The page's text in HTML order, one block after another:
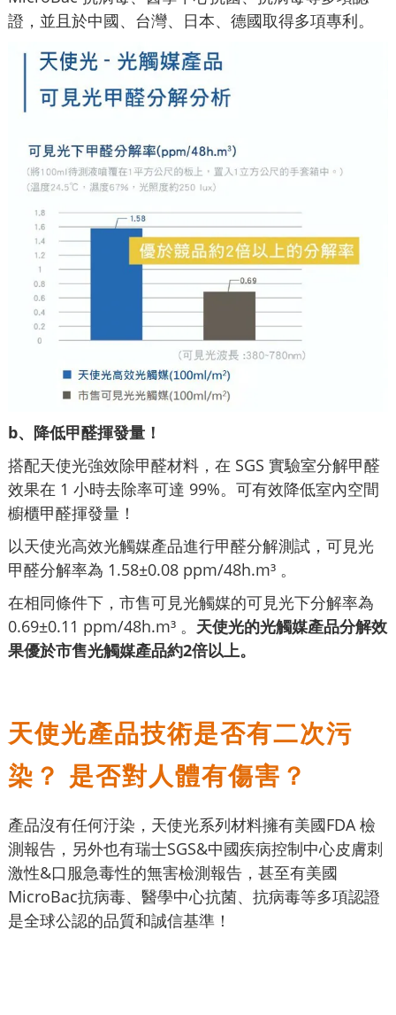
證，並且於中國、台灣、日本、德國取得多項專利。
b、降低甲醛揮發量！
搭配天使光強效除甲醛材料，在 SGS 實驗室分解甲醛
效果在 1 小時去除率可達 99%。可有效降低室內空間
櫥櫃甲醛揮發量！
以天使光高效光觸媒產品進行甲醛分解測試，可見光
甲醛分解率為 1.58±0.08 ppm/48h.m³ 。
在相同條件下，市售可見光觸媒的可見光下分解率為
0.69±0.11 ppm/48h.m³ 。 天使光的光觸媒產品分解效
果優於市售光觸媒產品約2倍以上。
天使光產品技術是否有二次污
染？ 是否對人體有傷害？
產品沒有任何汙染，天使光系列材料擁有美國FDA 檢
測報告，另外也有瑞士SGS&中國疾病控制中心皮膚刺
激性&口服急毒性的無害檢測報告，甚至有美國
MicroBac抗病毒、醫學中心抗菌、抗病毒等多項認證
是全球公認的品質和誠信基準！